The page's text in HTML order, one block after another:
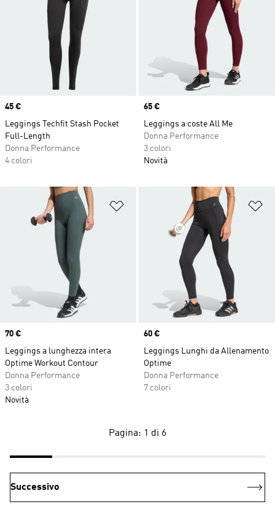
Price
45 €
Leggings Techfit Stash Pocket
Full-Length
Donna Performance
4 colori
Price
65 €
Leggings a coste All Me
Donna Performance
3 colori
Novità
Aggiungi alla lista dei desideri
Price
70 €
Leggings a lunghezza intera
Optime Workout Contour
Donna Performance
3 colori
Novità
Price
60 €
Leggings Lunghi da Allenamento
Optime
Donna Performance
7 colori
Pagina: 1 di 6
Successivo